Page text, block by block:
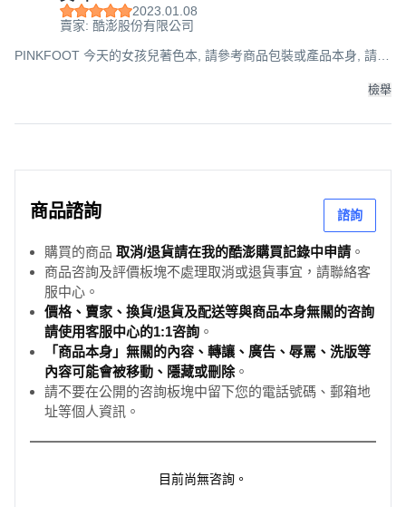
2023.01.08
賣家: 酷澎股份有限公司
PINKFOOT 今天的女孩兒著色本, 請參考商品包裝或產品本身, 請參
檢舉
商品諮詢 諮詢
購買的商品 取消/退貨請在我的酷澎購買記錄中申請 。
商品咨詢及評價板塊不處理取消或退貨事宜，請聯絡客
服中心。
價格、賣家、換貨/退貨及配送等與商品本身無關的咨詢
請使用客服中心的1:1咨詢 。
「商品本身」無關的內容、轉讓、廣告、辱罵、洗版等
內容可能會被移動、隱藏或刪除。
請不要在公開的咨詢板塊中留下您的電話號碼、郵箱地
址等個人資訊。
目前尚無咨詢。